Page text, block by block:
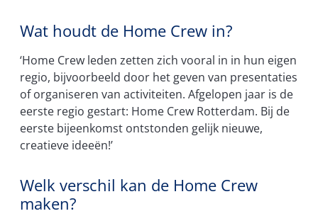
Wat houdt de Home Crew in?
‘Home Crew leden zetten zich vooral in in hun eigen
regio, bijvoorbeeld door het geven van presentaties
of organiseren van activiteiten. Afgelopen jaar is de
eerste regio gestart: Home Crew Rotterdam. Bij de
eerste bijeenkomst ontstonden gelijk nieuwe,
creatieve ideeën!’
Welk verschil kan de Home Crew
maken?